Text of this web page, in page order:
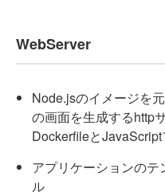
WebServer
Node.jsのイメージを
の画面を生成するhttp
DockerfileとJavaScript
アプリケーションの
ル